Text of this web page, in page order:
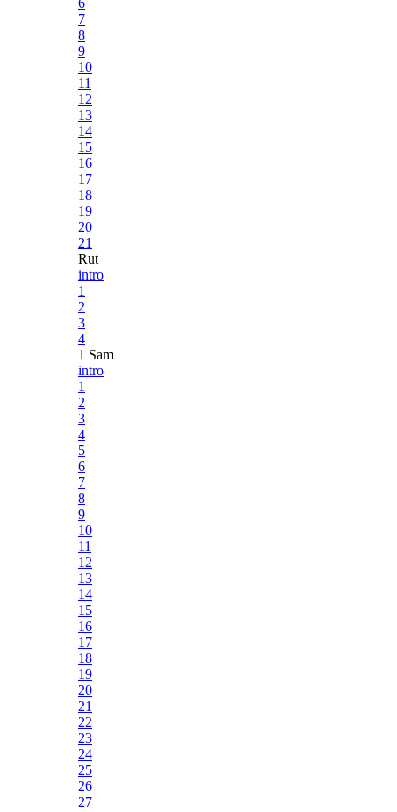
6
7
8
9
10
11
12
13
14
15
16
17
18
19
20
21
Rut
intro
1
2
3
4
1 Sam
intro
1
2
3
4
5
6
7
8
9
10
11
12
13
14
15
16
17
18
19
20
21
22
23
24
25
26
27